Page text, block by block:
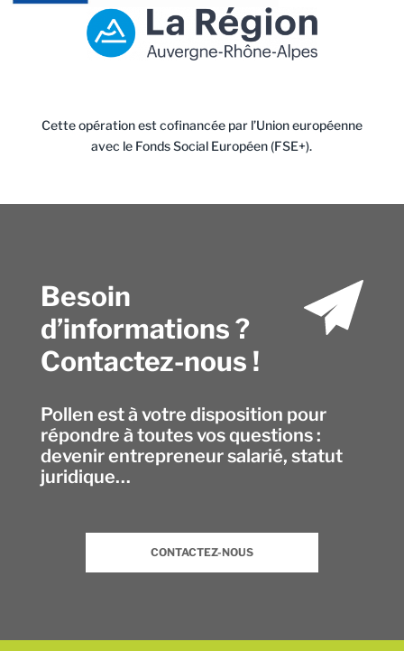
Cette opération est cofinancée par l’Union européenne
avec le Fonds Social Européen (FSE+).
Besoin
d’informations ?
Contactez-nous !
Pollen est à votre disposition pour
répondre à toutes vos questions :
devenir entrepreneur salarié, statut
juridique…
CONTACTEZ-NOUS